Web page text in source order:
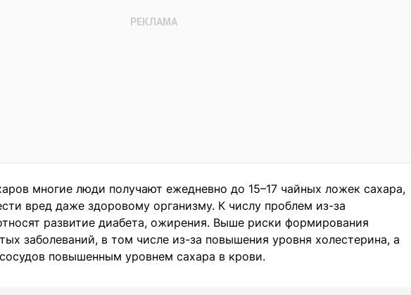
многие люди получают ежедневно до 15–17 чайных ложек сахара,
вред даже здоровому организму. К числу проблем из-за
развитие диабета, ожирения. Выше риски формирования
заболеваний, в том числе из-за повышения уровня холестерина, а
повышенным уровнем сахара в крови.